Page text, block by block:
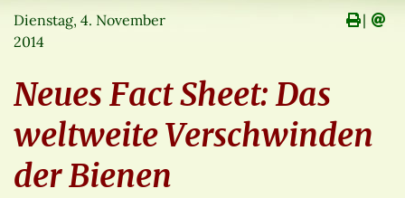
Dienstag, 4. November
2014
∣
Neues Fact Sheet: Das
weltweite Verschwinden
der Bienen